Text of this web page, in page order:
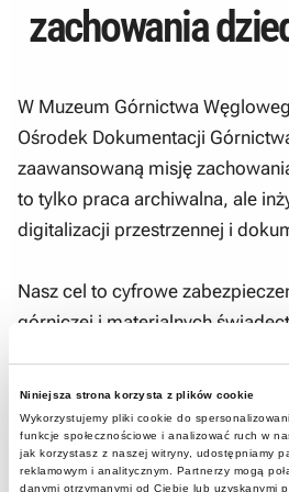
Niniejsza strona korzysta z plików cookie
Wykorzystujemy pliki cookie do
funkcje społecznościowe i analizować ruch w
jak korzystasz z naszej witryny, udostępniamy
reklamowym i analitycznym. Partnerzy mogą
danymi otrzymanymi od Ciebie lub uzyskanymi
zachowania
W Muzeum Górnictwa
Ośrodek Dokumentacji
zaawansowaną misję
to tylko praca archiwalna, ale
digitalizacji przestrzennej i
Nasz cel to cyfrowe
górniczej i materialnych
misja to uchwycenie drogi
Kluczowe aspekty